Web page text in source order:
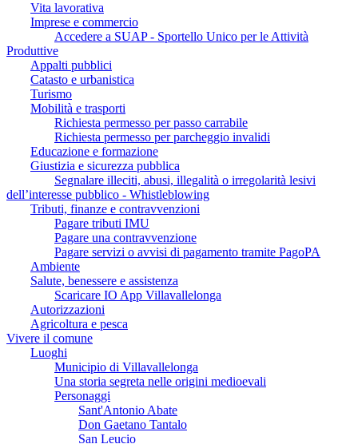
Vita lavorativa
Imprese e commercio
Accedere a SUAP - Sportello Unico per le Attività
Produttive
Appalti pubblici
Catasto e urbanistica
Turismo
Mobilità e trasporti
Richiesta permesso per passo carrabile
Richiesta permesso per parcheggio invalidi
Educazione e formazione
Giustizia e sicurezza pubblica
Segnalare illeciti, abusi, illegalità o irregolarità lesivi
dell’interesse pubblico - Whistleblowing
Tributi, finanze e contravvenzioni
Pagare tributi IMU
Pagare una contravvenzione
Pagare servizi o avvisi di pagamento tramite PagoPA
Ambiente
Salute, benessere e assistenza
Scaricare IO App Villavallelonga
Autorizzazioni
Agricoltura e pesca
Vivere il comune
Luoghi
Municipio di Villavallelonga
Una storia segreta nelle origini medioevali
Personaggi
Sant'Antonio Abate
Don Gaetano Tantalo
San Leucio